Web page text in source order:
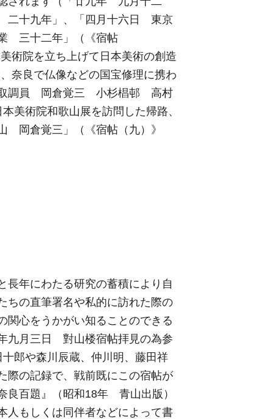
十九年」、「四月十六日 東京
三十二年」（《宿帖
術院を立ち上げて日本美術の創造
奈良で仏像などの国宝修理に携わ
取調員 岡倉覚三 小杉椙邨 高村
術院和歌山展を訪問した帰路、
岡倉覚三」（《宿帖（九）》
長年にわたる研究の蓄積により自
ちの直筆署名や私的に訪れた際の
関心をうかがい知ることのできる
九月三日 對山楼宿帖拝見の為参
郎や森川辰蔵、仲川明、藤田祥
際の記録で、戦前既にこの宿帖が
良百題』（昭和18年 青山出版）
人もしくは同伴者などによって書